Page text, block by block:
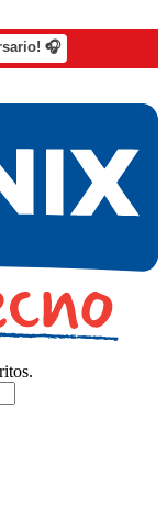
🎧